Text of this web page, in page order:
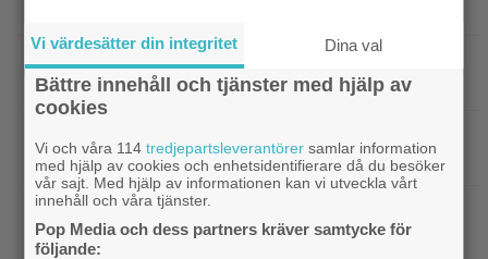
TV-spel|”Snyggaste spelet genom tiderna”
släpptes 2020: ”Fantastisk spelvärld”
helgen – finns något för alla!
Trivia|Thrillern med Katherine Heigl sålde bara
6 biobiljetter – historiens lägsta intäkter
Vi värdesätter din integritet Dina val
Bättre innehåll och tjänster med hjälp av
cookies
Vi och våra 114tredjepartsleverantörer samlar information
med hjälp av cookies och enhetsidentifierare då du besöker
vår sajt. Med hjälp av informationen kan vi utveckla vårt
innehåll och våra tjänster.
Pop Media och dess partners kräver samtycke för
följande: